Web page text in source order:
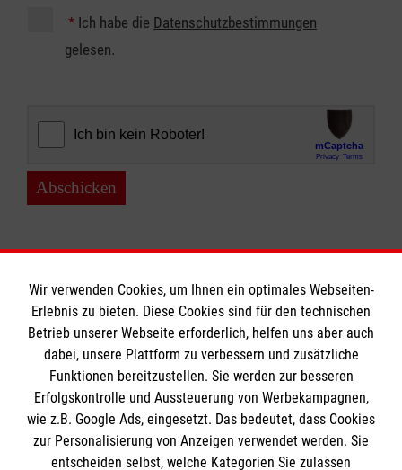
* Ich habe die Datenschutzbestimmungen
gelesen.
Abschicken
Informationen
Impressum
Datenschutz
Barrierefreiheit
Die Malteser
Wir verwenden Cookies, um Ihnen ein optimales Webseiten-
Erlebnis zu bieten. Diese Cookies sind für den technischen
Betrieb unserer Webseite erforderlich, helfen uns aber auch
dabei, unsere Plattform zu verbessern und zusätzliche
Funktionen bereitzustellen. Sie werden zur besseren
Erfolgskontrolle und Aussteuerung von Werbekampagnen,
wie z.B. Google Ads, eingesetzt. Das bedeutet, dass Cookies
zur Personalisierung von Anzeigen verwendet werden. Sie
entscheiden selbst, welche Kategorien Sie zulassen